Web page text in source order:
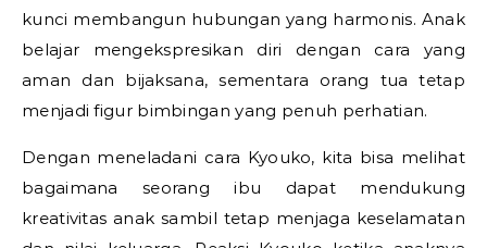
kunci membangun hubungan yang harmonis. Anak
belajar mengekspresikan diri dengan cara yang
aman dan bijaksana, sementara orang tua tetap
menjadi figur bimbingan yang penuh perhatian.
Dengan meneladani cara Kyouko, kita bisa melihat
bagaimana seorang ibu dapat mendukung
kreativitas anak sambil tetap menjaga keselamatan